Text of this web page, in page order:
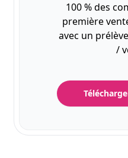
100 % des
première
avec un
/